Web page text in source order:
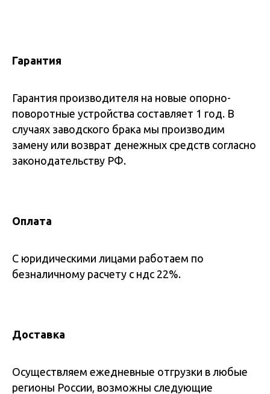
Гарантия
Гарантия производителя на новые опорно-
поворотные устройства составляет 1 год. В
случаях заводского брака мы производим
замену или возврат денежных средств согласно
законодательству РФ.
Оплата
С юридическими лицами работаем по
безналичному расчету с ндс 22%.
Доставка
Осуществляем ежедневные отгрузки в любые
регионы России, возможны следующие